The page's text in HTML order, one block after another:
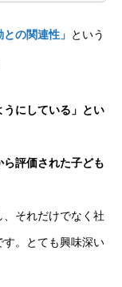
の関連性」 という
うにしている」とい
ら評価された子ども
それだけでなく社
。とても興味深い